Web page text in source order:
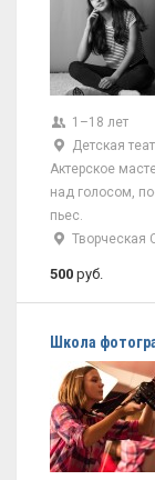
1–18 лет
Детская
Актерское
над голосом,
пьес.
Творческая
500 руб.
Школа